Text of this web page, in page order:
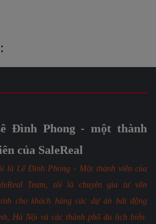
Đình Phong - một thành
của SaleReal
là Lê Đình Phong - Một thành viên của
Team, tôi là chuyên gia tư vấn
cho khách hàng các dự án bất động
Hà Nội và các thành phố du lịch biển.